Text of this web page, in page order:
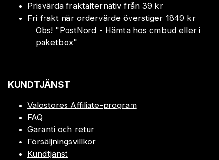
Prisvärda fraktalternativ från 39 kr
Fri frakt när ordervärde överstiger 1849 kr
Obs! "PostNord - Hämta hos ombud eller i
paketbox"
KUNDTJÄNST
Valostores Affiliate-program
FAQ
Garanti och retur
Försäljningsvillkor
Kundtjänst